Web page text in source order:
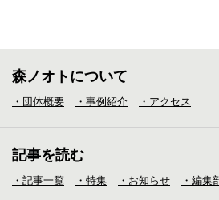
森ノオトについて
・団体概要 ・事例紹介 ・アクセス
記事を読む
・記事一覧 ・特集 ・お知らせ ・編集